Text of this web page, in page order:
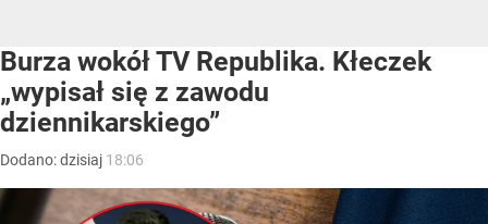
Burza wokół TV Republika. Kłeczek
„wypisał się z zawodu
dziennikarskiego”
Dodano:dzisiaj 18:06